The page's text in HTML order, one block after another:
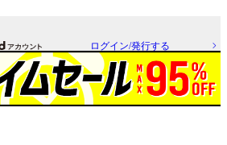
ログイン/発行する